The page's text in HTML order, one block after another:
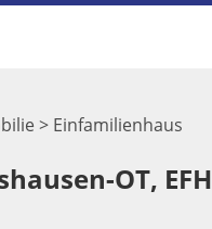
> Einfamilienhaus
OT, EFH